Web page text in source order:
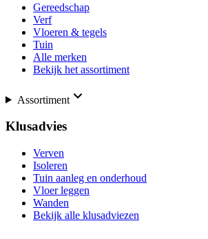
Gereedschap
Verf
Vloeren & tegels
Tuin
Alle merken
Bekijk het assortiment
Assortiment
Klusadvies
Verven
Isoleren
Tuin aanleg en onderhoud
Vloer leggen
Wanden
Bekijk alle klusadviezen